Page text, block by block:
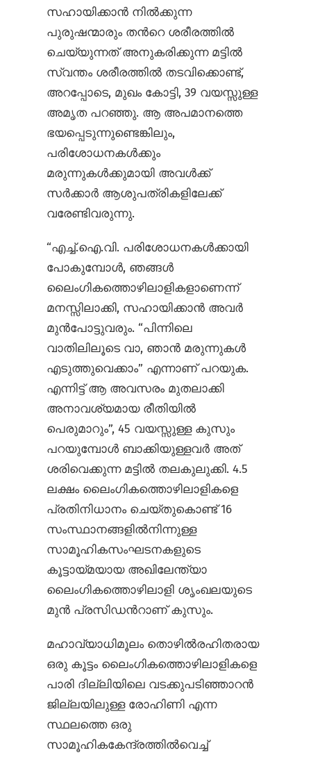
സഹായിക്കാൻ നിൽക്കുന്ന
പുരുഷന്മാരും തന്‍റെ ശരീരത്തിൽ
ചെയ്യുന്നത് അനുകരിക്കുന്ന മട്ടിൽ
സ്വന്തം ശരീരത്തിൽ തടവിക്കൊണ്ട്,
അറപ്പോടെ, മുഖം കോട്ടി, 39 വയസ്സുള്ള
അമൃത പറഞ്ഞു. ആ അപമാനത്തെ
ഭയപ്പെടുന്നുണ്ടെങ്കിലും,
പരിശോധനകൾക്കും
മരുന്നുകൾക്കുമായി അവൾക്ക്
സർക്കാർ ആശുപത്രികളിലേക്ക്
വരേണ്ടിവരുന്നു.
“എച്ച്.ഐ.വി. പരിശോധനകൾക്കായി
പോകുമ്പോൾ, ഞങ്ങൾ
ലൈംഗികത്തൊഴിലാളികളാണെന്ന്
മനസ്സിലാക്കി, സഹായിക്കാൻ അവർ
മുൻപോട്ടുവരും. “പിന്നിലെ
വാതിലിലൂടെ വാ, ഞാൻ മരുന്നുകൾ
എടുത്തുവെക്കാം” എന്നാണ് പറയുക.
എന്നിട്ട് ആ അവസരം മുതലാക്കി
അനാവശ്യമായ രീതിയിൽ
പെരുമാറും”, 45 വയസ്സുള്ള കുസും
പറയുമ്പോൾ ബാക്കിയുള്ളവർ അത്
ശരിവെക്കുന്ന മട്ടിൽ തലകുലുക്കി. 4.5
ലക്ഷം ലൈംഗികത്തൊഴിലാളികളെ
പ്രതിനിധാനം ചെയ്തുകൊണ്ട് 16
സംസ്ഥാനങ്ങളിൽനിന്നുള്ള
സാമൂഹികസംഘടനകളുടെ
കൂട്ടായ്മയായ അഖിലേന്ത്യാ
ലൈംഗികത്തൊഴിലാളി ശൃംഖലയുടെ
മുൻ പ്രസിഡന്‍റാണ് കുസും.
മഹാവ്യാധിമൂലം തൊഴിൽ‌രഹിതരായ
ഒരു കൂട്ടം ലൈംഗികത്തൊഴിലാളികളെ
പാരി ദില്ലിയിലെ വടക്കുപടിഞ്ഞാറൻ
ജില്ലയിലുള്ള രോഹിണി എന്ന
സ്ഥലത്തെ ഒരു
സാമൂഹികകേന്ദ്രത്തിൽവെച്ച്